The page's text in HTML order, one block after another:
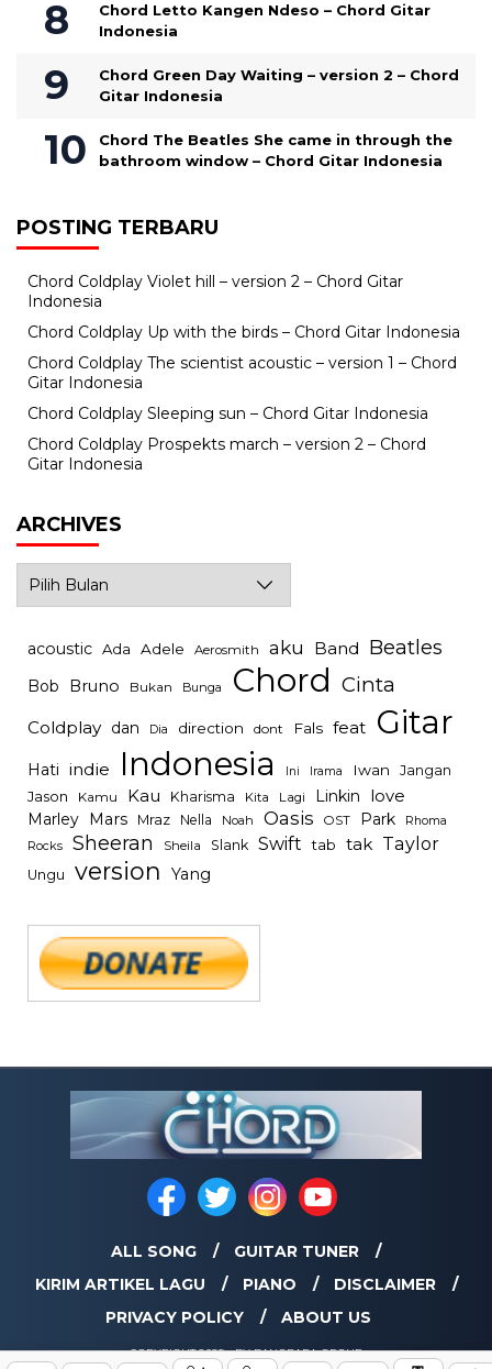
Chord Letto Kangen Ndeso – Chord Gitar
Indonesia
Chord Green Day Waiting – version 2 – Chord
Gitar Indonesia
Chord The Beatles She came in through the
bathroom window – Chord Gitar Indonesia
POSTING TERBARU
Chord Coldplay Violet hill – version 2 – Chord Gitar
Indonesia
Chord Coldplay Up with the birds – Chord Gitar Indonesia
Chord Coldplay The scientist acoustic – version 1 – Chord
Gitar Indonesia
Chord Coldplay Sleeping sun – Chord Gitar Indonesia
Chord Coldplay Prospekts march – version 2 – Chord
Gitar Indonesia
ARCHIVES
acoustic Ada Adele Aerosmith aku Band Beatles
Bob Bruno Bukan Bunga Chord Cinta
Coldplay dan Dia direction dont Fals feat Gitar
Hati indie Indonesia Ini Irama Iwan Jangan
Jason Kamu Kau Kharisma Kita Lagi Linkin love
Marley Mars Mraz Nella Noah Oasis OST Park Rhoma
Rocks Sheeran Sheila Slank Swift tab tak Taylor
Ungu version Yang
ALL SONG
GUITAR TUNER
KIRIM ARTIKEL LAGU
PIANO
DISCLAIMER
PRIVACY POLICY
ABOUT US
COPYRIGHT 2025 - BY BANGBARA GROUP